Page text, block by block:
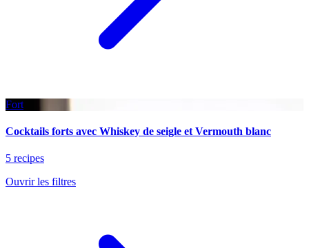
Fort
Cocktails forts avec Whiskey de seigle et Vermouth blanc
5 recipes
Ouvrir les filtres